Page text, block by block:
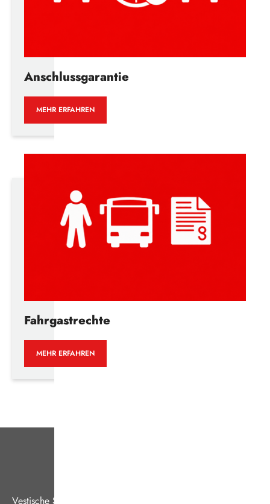
Anschlussgarantie
MEHR ERFAHREN
Fahrgastrechte
MEHR ERFAHREN
Vestische Straßenbahnen GmbH